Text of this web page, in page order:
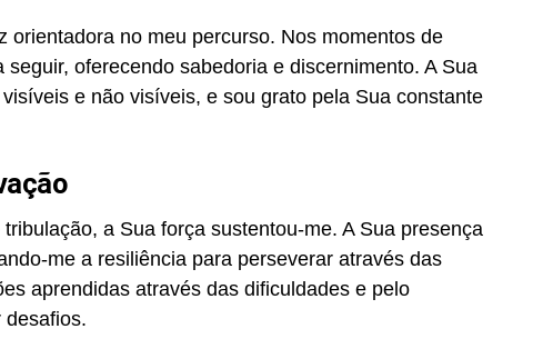
orientadora no meu percurso. Nos momentos de
oferecendo sabedoria e discernimento. A Sua
e não visíveis, e sou grato pela Sua constante
a Sua força sustentou-me. A Sua presença
me a resiliência para perseverar através das
aprendidas através das dificuldades e pelo
desafios.